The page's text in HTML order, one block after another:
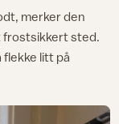
merker den
frostsikkert sted.
flekke litt på